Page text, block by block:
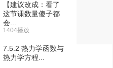
【建议改成：看了
这节课数量傻子都
会...
1404播放
7.5.2 热力学函数与
热力学方程...